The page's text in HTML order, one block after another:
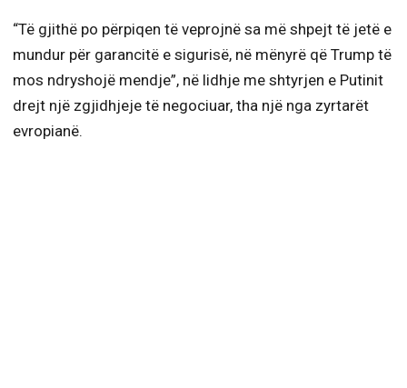
“Të gjithë po përpiqen të veprojnë sa më shpejt të jetë e
mundur për garancitë e sigurisë, në mënyrë që Trump të
mos ndryshojë mendje”, në lidhje me shtyrjen e Putinit
drejt një zgjidhjeje të negociuar, tha një nga zyrtarët
evropianë.